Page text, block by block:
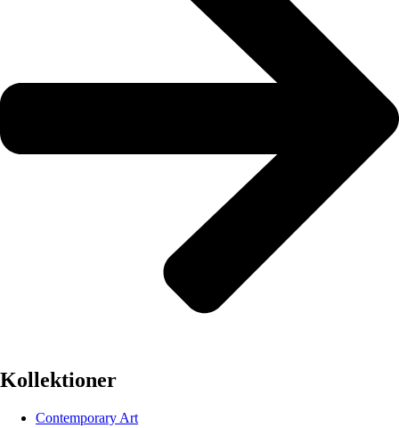
Kollektioner
Contemporary Art